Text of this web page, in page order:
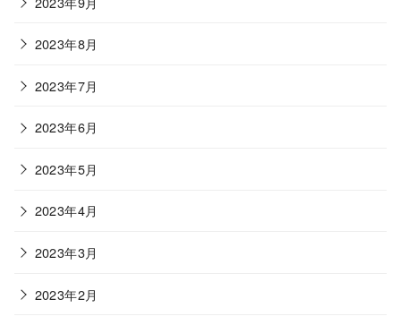
2023年8月
2023年7月
2023年6月
2023年5月
2023年4月
2023年3月
2023年2月